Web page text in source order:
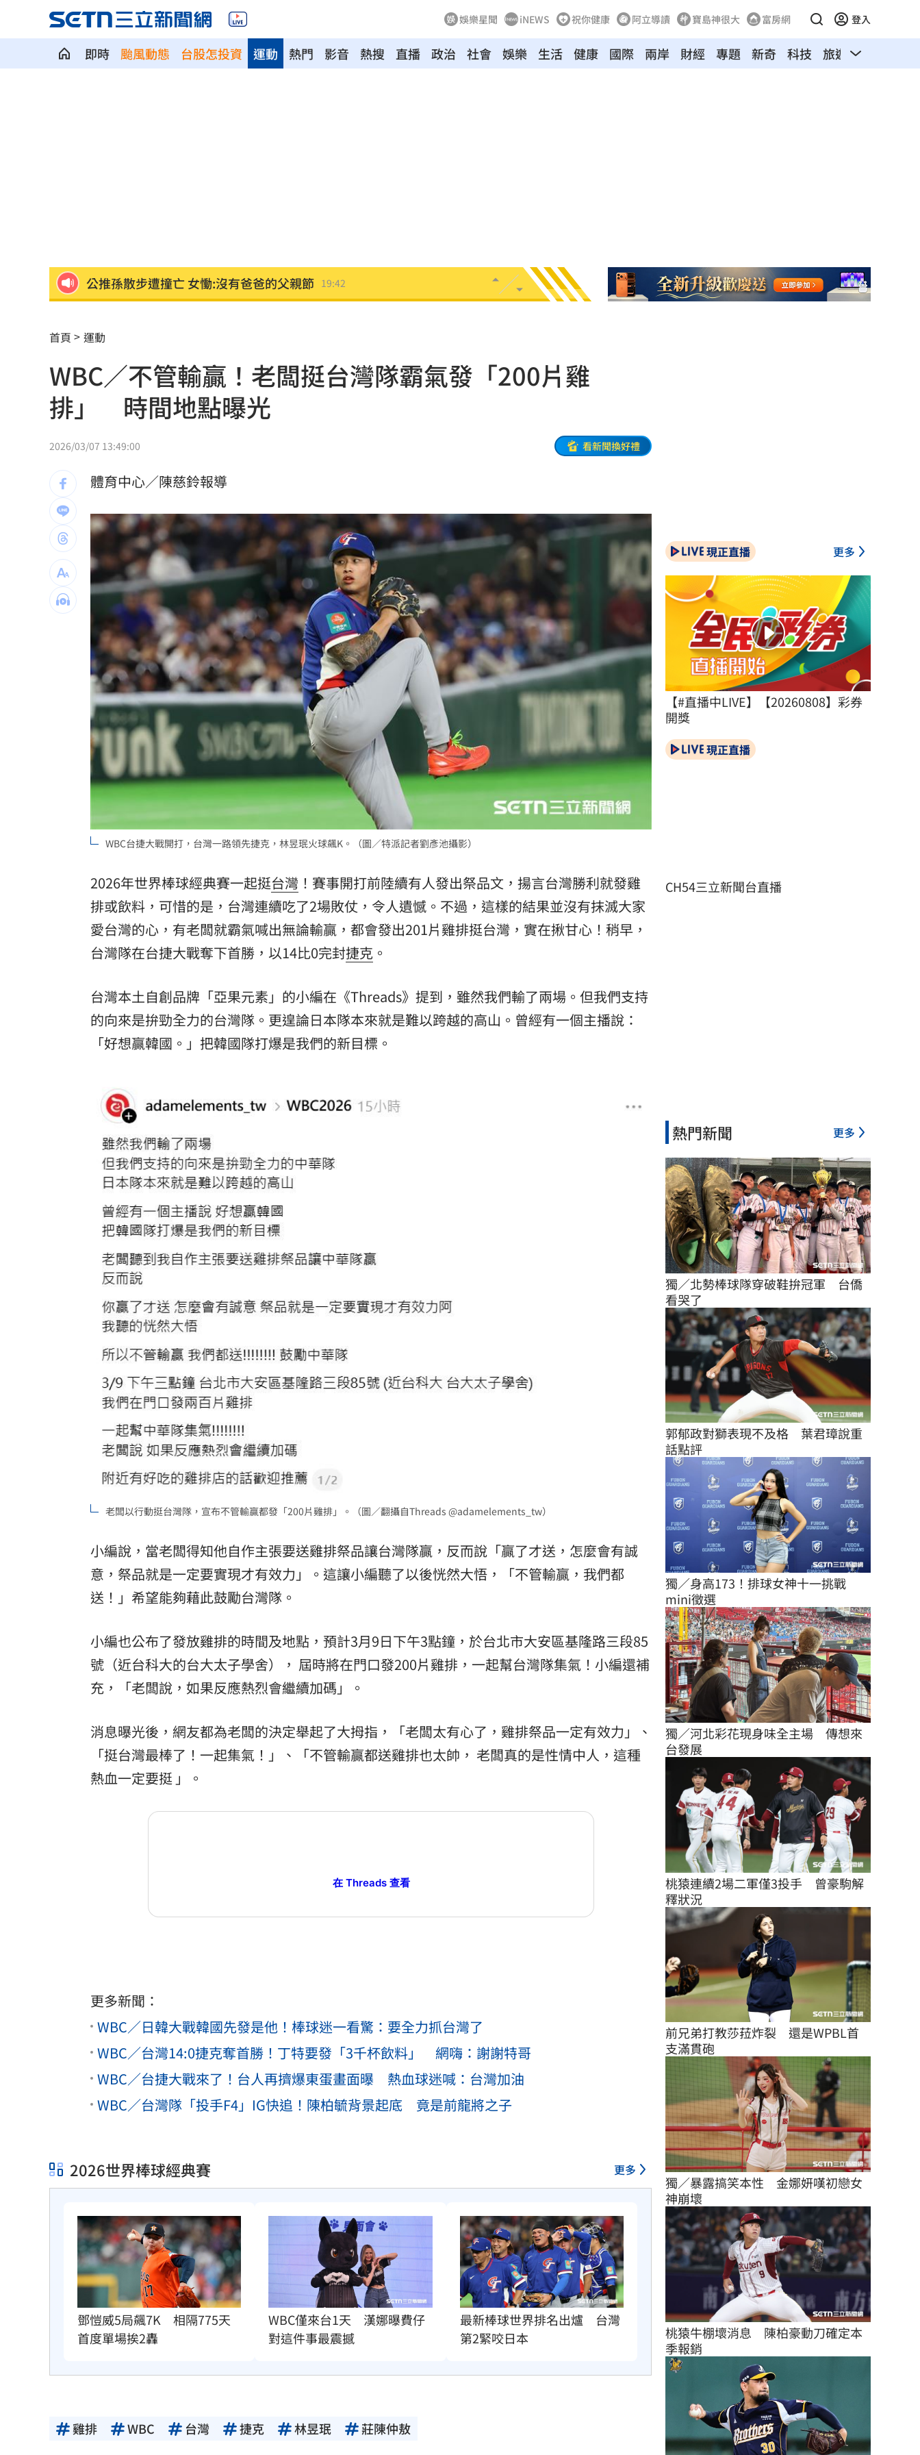
娛樂星聞 iNEWS 祝你健康 阿立導讀 寶島神很大 富房網 登入
即時 颱風動態 台股怎投資 熱門 影音 熱搜 直播 政治 社會 娛樂 生活 健康 國際 兩岸
運動 財經 專題 新奇 科技 旅遊 汽車
台南大貨車、自小客事故 1名駕駛死亡 19:38
龍藏經7折仍要131.6萬 他原價現金秒結帳 19:29
99歲婆婆「月花35萬」！66歲媳無法退休
外野僅是短暫快樂 餅總曝張皓崴終極目標
想靠正二翻本？ 達人教戰槓反ETF心法
男同事追求不成跟騷偷拍 女師控校方霸凌
演習硬上路還無照！鳳山女慘收10萬單 19:03
一軍不是來跑龍套 餅總對新人不手下留情 19:03
靠2根鐵軌橫掃AI鏈 川湖財報衝上萬金股 19:03
孫易磊登板2局2K無失分！ 飆156公里火球 18:57
直擊／NEWBEAT高雄首秀 震胸舞全場嗨翻 18:53
颱風紫暴雨今晚開炸 估「這時」解除海警 18:52
台灣彩券開獎直播中 20:31
LIVE三立+24小時直播 15:27
三立iNEWS新聞台線上直播
台彩父親節推新刮刮樂千萬頭獎超「爸」氣
「拍片人的多重宇宙」職涯論壇9/12登場！ 10:30
8國球員齊聚高雄 Formosa 7s掀足球熱潮
理想混蛋號召粉絲跨海追星吃美食！ 18:15
首頁 運動
WBC／不管輸贏！老闆挺台灣隊霸氣發「200片雞
排」 時間地點曝光
2026/03/07 13:49:00 看新聞換好禮
體育中心／陳慈鈴報導
WBC台捷大戰開打，台灣一路領先捷克，林昱珉火球飆K。（圖／特派記者劉彥池攝影）
2026年世界棒球經典賽一起挺台灣 ！賽事開打前陸續有人發出祭品文，揚言台灣勝利就發雞
排或飲料，可惜的是，台灣連續吃了2場敗仗，令人遺憾。不過，這樣的結果並沒有抹滅大家
愛台灣的心，有老闆就霸氣喊出無論輸贏，都會發出201片雞排挺台灣，實在揪甘心！稍早，
台灣隊在台捷大戰奪下首勝，以14比0完封捷克 。
台灣本土自創品牌「亞果元素」的小編在《Threads》提到，雖然我們輸了兩場。但我們支持
的向來是拚勁全力的台灣隊。更遑論日本隊本來就是難以跨越的高山。曾經有一個主播說：
「好想贏韓國。」把韓國隊打爆是我們的新目標。
老闆以行動挺台灣隊，宣布不管輸贏都發「200片雞排」。（圖／翻攝自Threads @adamelements_tw）
小編說，當老闆得知他自作主張要送雞排祭品讓台灣隊贏，反而說「贏了才送，怎麼會有誠
意，祭品就是一定要實現才有效力」。這讓小編聽了以後恍然大悟，「不管輸贏，我們都
送！」希望能夠藉此鼓勵台灣隊。
小編也公布了發放雞排的時間及地點，預計3月9日下午3點鐘，於台北市大安區基隆路三段85
號（近台科大的台大太子學舍）， 屆時將在門口發200片雞排，一起幫台灣隊集氣！小編還補
充，「老闆說，如果反應熱烈會繼續加碼」。
消息曝光後，網友都為老闆的決定舉起了大拇指，「老闆太有心了，雞排祭品一定有效力」、
「挺台灣最棒了！一起集氣！」、「不管輸贏都送雞排也太帥， 老闆真的是性情中人，這種
熱血一定要挺 」。
在 Threads 查看
更多新聞：
WBC／日韓大戰韓國先發是他！棒球迷一看驚：要全力抓台灣了
WBC／台灣14:0捷克奪首勝！丁特要發「3千杯飲料」 網嗨：謝謝特哥
WBC／台捷大戰來了！台人再擠爆東蛋畫面曝 熱血球迷喊：台灣加油
WBC／台灣隊「投手F4」IG快追！陳柏毓背景起底 竟是前龍將之子
2026世界棒球經典賽 更多
鄧愷威5局飆7K　相隔775天
首度單場挨2轟
WBC僅來台1天　漢娜曝費仔
對這件事最震撼
最新棒球世界排名出爐　台灣
第2緊咬日本
雞排 WBC 台灣 捷克 林昱珉 莊陳仲敖
現正直播 更多
【#直播中LIVE】【20260808】彩券
開獎
現正直播
CH54三立新聞台直播
熱門新聞 更多
獨／北勢棒球隊穿破鞋拚冠軍　台僑
看哭了
郭郁政對獅表現不及格　葉君璋說重
話點評
獨／身高173！排球女神十一挑戰
mini徵選
獨／河北彩花現身味全主場　傳想來
台發展
桃猿連續2場二軍僅3投手　曾豪駒解
釋狀況
前兄弟打教莎菈炸裂　還是WPBL首
支滿貫砲
獨／暴露搞笑本性　金娜妍嘆初戀女
神崩壞
桃猿牛棚壞消息　陳柏豪動刀確定本
季報銷